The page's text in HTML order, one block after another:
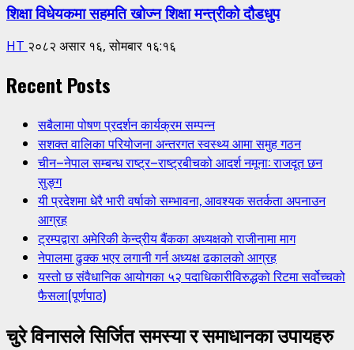
शिक्षा विधेयकमा सहमति खोज्न शिक्षा मन्त्रीको दौडधुप
HT २०८२ असार १६, सोमबार १६:१६
Recent Posts
सबैलामा पोषण प्रदर्शन कार्यक्रम सम्पन्न
सशक्त वालिका परियोजना अन्तरगत स्वस्थ्य आमा समुह गठन
चीन–नेपाल सम्बन्ध राष्ट्र–राष्ट्रबीचको आदर्श नमूना: राजदूत छन
सुङ्ग
यी प्रदेशमा धेरै भारी वर्षाको सम्भावना, आवश्यक सतर्कता अपनाउन
आग्रह
ट्रम्पद्वारा अमेरिकी केन्द्रीय बैंकका अध्यक्षको राजीनामा माग
नेपालमा ढुक्क भएर लगानी गर्न अध्यक्ष ढकालको आग्रह
यस्तो छ संवैधानिक आयोगका ५२ पदाधिकारीविरुद्धको रिटमा सर्वोच्चको
फैसला(पूर्णपाठ)
चुरे विनासले सिर्जित समस्या र समाधानका उपायहरु